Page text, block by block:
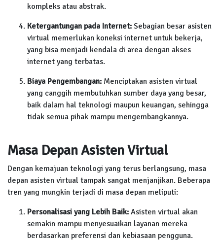
kompleks atau abstrak.
Ketergantungan pada Internet: Sebagian besar asisten
virtual memerlukan koneksi internet untuk bekerja,
yang bisa menjadi kendala di area dengan akses
internet yang terbatas.
Biaya Pengembangan: Menciptakan asisten virtual
yang canggih membutuhkan sumber daya yang besar,
baik dalam hal teknologi maupun keuangan, sehingga
tidak semua pihak mampu mengembangkannya.
Masa Depan Asisten Virtual
Dengan kemajuan teknologi yang terus berlangsung, masa
depan asisten virtual tampak sangat menjanjikan. Beberapa
tren yang mungkin terjadi di masa depan meliputi:
Personalisasi yang Lebih Baik: Asisten virtual akan
semakin mampu menyesuaikan layanan mereka
berdasarkan preferensi dan kebiasaan pengguna.